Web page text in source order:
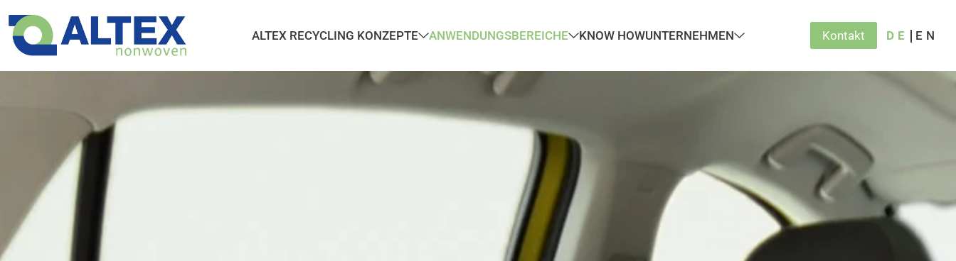
ALTEX RECYCLING KONZEPTE ANWENDUNGSBEREICHE KNOW HOWUNTERNEHMEN Kontakt